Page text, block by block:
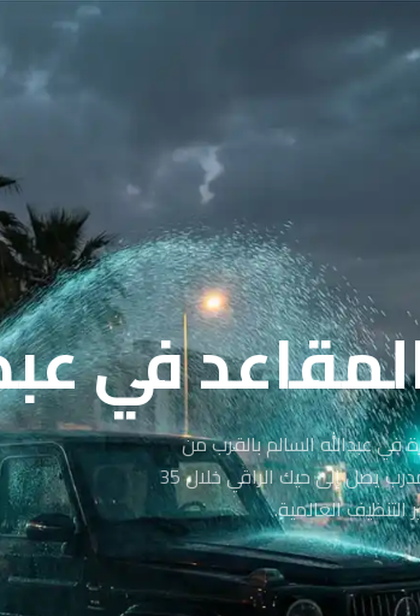
في عبدالله
في عبدالله السالم بالقرب من
المدرسة الأمريكية وجامعة الكويت. فريقنا المدرب يصل إلى حيك الراقي خلال 35
العالمية.